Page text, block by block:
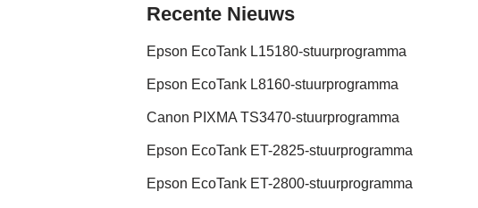
Recente Nieuws
Epson EcoTank L15180-stuurprogramma
Epson EcoTank L8160-stuurprogramma
Canon PIXMA TS3470-stuurprogramma
Epson EcoTank ET-2825-stuurprogramma
Epson EcoTank ET-2800-stuurprogramma